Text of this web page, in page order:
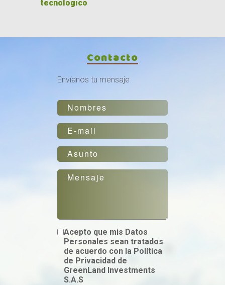
tecnológico
Contacto
Envíanos tu mensaje
Acepto que mis Datos
Personales sean tratados
de acuerdo con la Política
de Privacidad de
GreenLand Investments
S.A.S